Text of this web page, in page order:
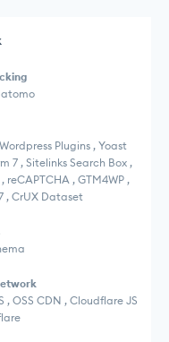
Plugins , Yoast
7 , Sitelinks Search Box ,
, GTM4WP ,
, CrUX Dataset
OSS CDN , Cloudflare JS